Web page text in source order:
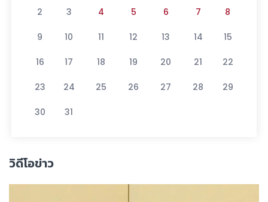
2 3 4 5 6 7 8
9 10 11 12 13 14 15
16 17 18 19 20 21 22
23 24 25 26 27 28 29
30 31
วิดีโอข่าว